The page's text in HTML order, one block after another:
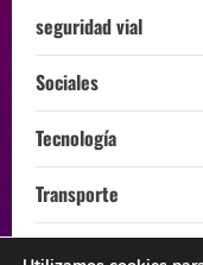
seguridad vial
Sociales
Tecnología
Transporte